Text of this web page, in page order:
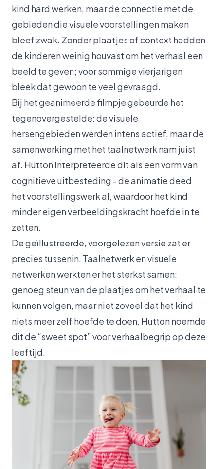
kind hard werken, maar de connectie met de
gebieden die visuele voorstellingen maken
bleef zwak. Zonder plaatjes of context hadden
de kinderen weinig houvast om het verhaal een
beeld te geven; voor sommige vierjarigen
bleek dat gewoon te veel gevraagd.
Bij het geanimeerde filmpje gebeurde het
tegenovergestelde: de visuele
hersengebieden werden intens actief, maar de
samenwerking met het taalnetwerk nam juist
af. Hutton interpreteerde dit als een vorm van
cognitieve uitbesteding - de animatie deed
het voorstellingswerk al, waardoor het kind
minder eigen verbeeldingskracht hoefde in te
zetten.
De geïllustreerde, voorgelezen versie zat er
precies tussenin. Taalnetwerk en visuele
netwerken werkten er het sterkst samen:
genoeg steun van de plaatjes om het verhaal te
kunnen volgen, maar niet zoveel dat het kind
niets meer zelf hoefde te doen. Hutton noemde
dit de “sweet spot” voor verhaalbegrip op deze
leeftijd.